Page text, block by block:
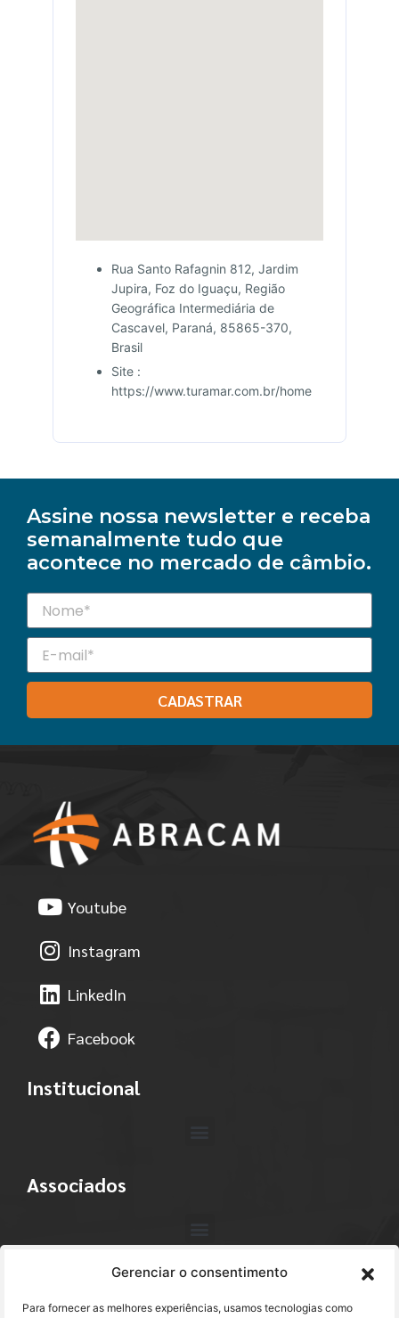
Gerenciar o consentimento
Para fornecer as melhores experiências, usamos tecnologias como
Rua Santo Rafagnin 812, Jardim
Jupira, Foz do Iguaçu, Região
Geográfica Intermediária de
Cascavel, Paraná, 85865-370,
Brasil
Site :
https://www.turamar.com.br/home
Assine nossa newsletter e receba
semanalmente tudo que
acontece no mercado de câmbio.
CADASTRAR
Youtube
Instagram
LinkedIn
Facebook
Institucional
Associados